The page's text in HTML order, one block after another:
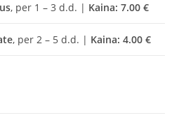
, per 1 – 3 d.d. | Kaina: 7.00 €
, per 2 – 5 d.d. | Kaina: 4.00 €